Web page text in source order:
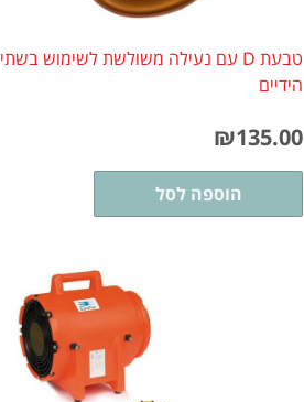
טבעת D עם נעילה משולשת לשימוש בשתי
הידיים
₪135.00
הוספה לסל